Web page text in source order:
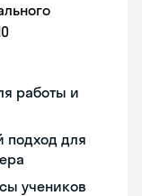
работы и
подход для
учеников